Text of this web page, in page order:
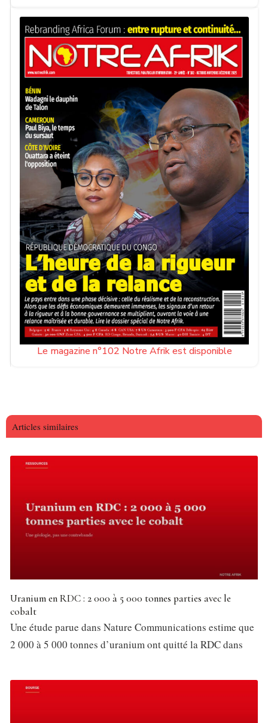
Des enregistrements sonores diffusés sur les réseaux
sociaux témoignent de détonations répétées, laissant
penser à une combustion progressive des stocks de
munitions.
Un pays fragilisé par une crise persistante
Cet incident survient dans un contexte économique déjà
difficile pour le Burundi. Le pays est confronté à une crise
prolongée, marquée notamment par des pénuries
récurrentes de carburant et des conditions de vie précaires
pour une grande partie de la population.
Selon les données de la Banque mondiale, le Burundi
figure parmi les pays les plus pauvres au monde en termes
de PIB par habitant, une situation qui accentue la
vulnérabilité face à ce type de catastrophe.
Notre Afrik avec AFP
Le magazine n°102 Notre Afrik est disponible
Articles similaires
Uranium en RDC : 2 000 à 5 000 tonnes parties avec le
cobalt
Une étude parue dans Nature Communications estime que
2 000 à 5 000 tonnes d’uranium ont quitté la RDC dans